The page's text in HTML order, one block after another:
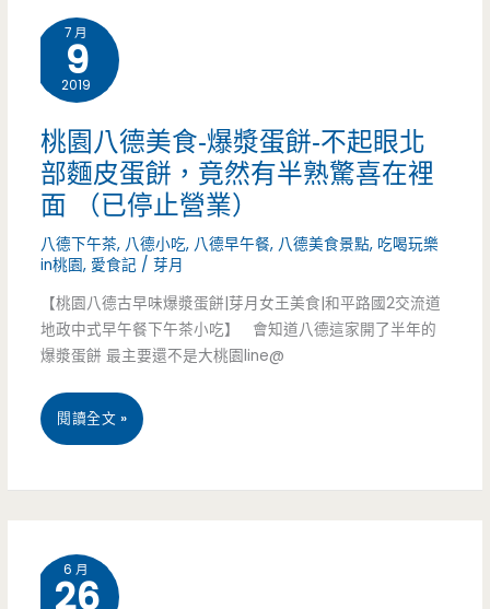
區
美
食-
郭
記
蒸
好
味
包-
環
7 月
9
2019
桃園八德美食-爆漿蛋餅-不起眼北
部麵皮蛋餅，竟然有半熟驚喜在裡
面 （已停止營業）
八德下午茶, 八德小吃, 八德早午餐, 八德美食景點, 吃喝玩樂
in桃園, 愛食記 /芽月
【桃園八德古早味爆漿蛋餅|芽月女王美食|和平路國2交流道
地政中式早午餐下午茶小吃】 會知道八德這家開了半年的
爆漿蛋餅 最主要還不是大桃園line@
桃
美
閱讀全文 »
6 月
26